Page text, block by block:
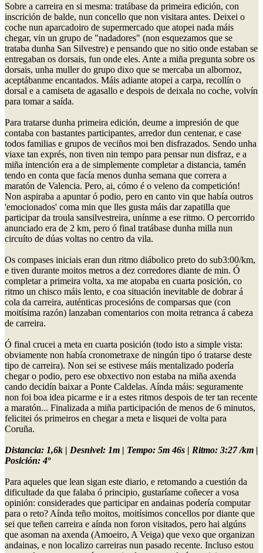
Sobre a carreira en si mesma: tratábase da primeira edición, con
inscrición de balde, nun concello que non visitara antes. Deixei o
coche nun aparcadoiro de supermercado que atopei nada máis
chegar, vin un grupo de "nadadores" (non esquezamos que se
trataba dunha San Silvestre) e pensando que no sitio onde estaban se
entregaban os dorsais, fun onde eles. Ante a miña pregunta sobre os
dorsais, unha muller do grupo dixo que se mercaba un albornoz,
aceptábanme encantados. Máis adiante atopei a carpa, recollín o
dorsal e a camiseta de agasallo e despois de deixala no coche, volvín
para tomar a saída.
Para tratarse dunha primeira edición, deume a impresión de que
contaba con bastantes participantes, arredor dun centenar, e case
todos familias e grupos de veciños moi ben disfrazados. Sendo unha
viaxe tan exprés, non tiven nin tempo para pensar nun disfraz, e a
miña intención era a de simplemente completar a distancia, tamén
tendo en conta que facía menos dunha semana que correra a
maratón de Valencia. Pero, ai, cómo é o veleno da competición!
Non aspiraba a apuntar ó podio, pero en canto vin que había outros
'emocionados' coma min que lles gusta máis dar zapatilla que
participar da troula sansilvestreira, unínme a ese ritmo. O percorrido
anunciado era de 2 km, pero ó final tratábase dunha milla nun
circuíto de dúas voltas no centro da vila.
Os compases iniciais eran dun ritmo diábolico preto do sub3:00/km,
e tiven durante moitos metros a dez corredores diante de min. Ó
completar a primeira volta, xa me atopaba en cuarta posición, co
ritmo un chisco máis lento, e coa situación inevitable de dobrar á
cola da carreira, auténticas procesións de comparsas que (con
moitísima razón) lanzaban comentarios con moita retranca á cabeza
de carreira.
Ó final crucei a meta en cuarta posición (todo isto a simple vista:
obviamente non había cronometraxe de ningún tipo ó tratarse deste
tipo de carreira). Non sei se estivese máis mentalizado podería
chegar o podio, pero ese obxectivo non estaba na miña axenda
cando decidín baixar a Ponte Caldelas. Aínda máis: seguramente
non foi boa idea picarme e ir a estes ritmos despois de ter tan recente
a maratón... Finalizada a miña participación de menos de 6 minutos,
felicitei ós primeiros en chegar a meta e lisquei de volta para
Coruña.
Distancia: 1,6k | Desnivel: 1m | Tempo: 5m 46s | Ritmo: 3:27 /km |
Posición: 4º
Para aqueles que lean sigan este diario, e retomando a cuestión da
dificultade da que falaba ó principio, gustaríame coñecer a vosa
opinión: considerades que participar en andainas podería computar
para o reto? Aínda teño moitos, moitísimos concellos por diante que
sei que teñen carreira e aínda non foron visitados, pero hai algúns
que asoman na axenda (Amoeiro, A Veiga) que vexo que organizan
andainas, e non localizo carreiras nun pasado recente. Incluso estou